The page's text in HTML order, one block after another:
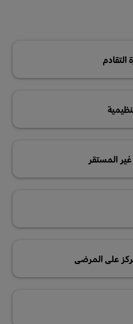
المستقر
على المرضى